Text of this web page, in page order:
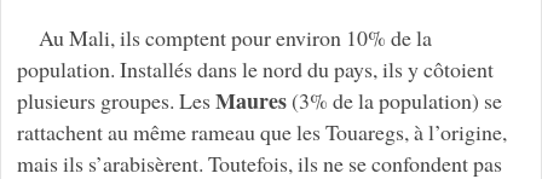
Au Mali, ils comptent pour environ 10% de la
population. Installés dans le nord du pays, ils y côtoient
plusieurs groupes. Les Maures(3% de la population) se
rattachent au même rameau que les Touaregs, à l’origine,
mais ils s’arabisèrent. Toutefois, ils ne se confondent pas